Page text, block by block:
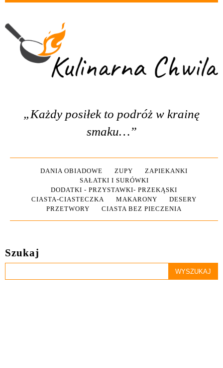
„Każdy posiłek to podróż w krainę
smaku…”
DANIA OBIADOWE ZUPY
ZAPIEKANKI
SAŁATKI I SURÓWKI
DODATKI - PRZYSTAWKI- PRZEKĄSKI
CIASTA-CIASTECZKA
MAKARONY
DESERY
PRZETWORY
CIASTA BEZ PIECZENIA
Szukaj